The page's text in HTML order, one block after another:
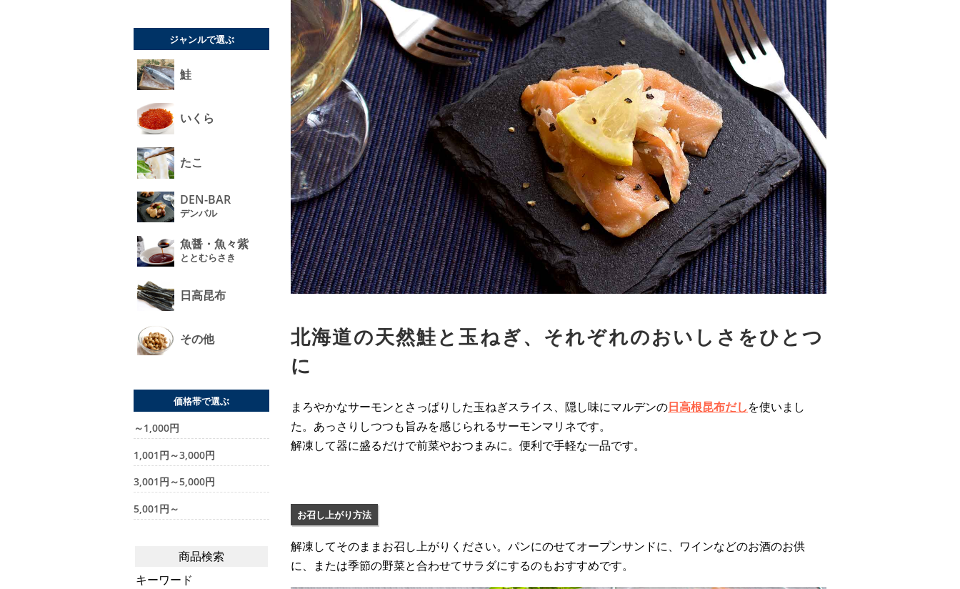
ジャンルで選ぶ
鮭
いくら
たこ
DEN-BAR
デンバル
魚醤・魚々紫
ととむらさき
日高昆布
その他
価格帯で選ぶ
～1,000円
1,001円～3,000円
3,001円～5,000円
5,001円～
商品検索
キーワード
北海道の天然鮭と玉ねぎ、それぞれのおいしさをひとつ
に
まろやかなサーモンとさっぱりした玉ねぎスライス、隠し味にマルデンの日高根昆布だしを使いまし
た。あっさりしつつも旨みを感じられるサーモンマリネです。
解凍して器に盛るだけで前菜やおつまみに。便利で手軽な一品です。
お召し上がり方法
解凍してそのままお召し上がりください。パンにのせてオープンサンドに、ワインなどのお酒のお供
に、または季節の野菜と合わせてサラダにするのもおすすめです。